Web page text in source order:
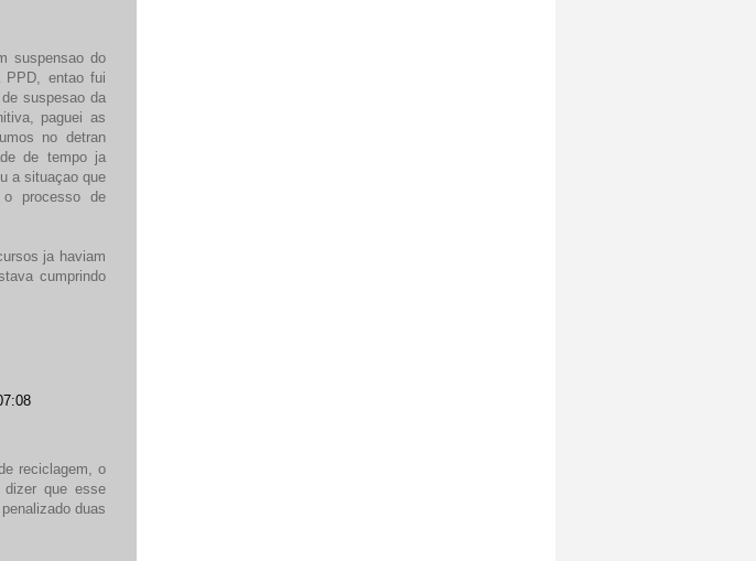
suspensao do
PPD, entao fui
suspesao da
paguei as
no detran
de tempo ja
a situaçao que
processo de
ja haviam
cumprindo
reciclagem, o
que esse
duas